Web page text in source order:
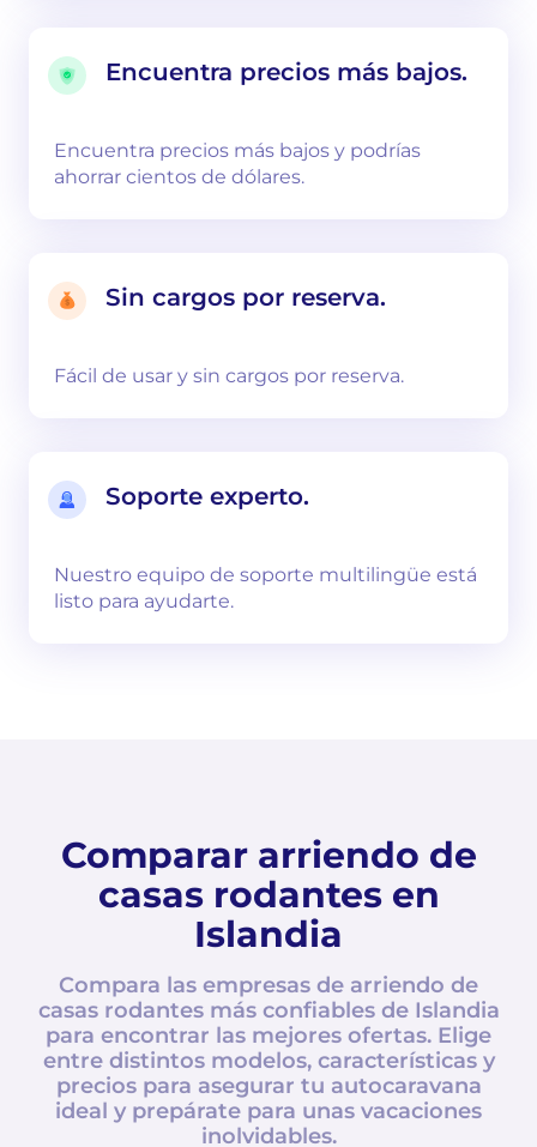
Encuentra precios más bajos.
Encuentra precios más bajos y podrías
ahorrar cientos de dólares.
Sin cargos por reserva.
Fácil de usar y sin cargos por reserva.
Soporte experto.
Nuestro equipo de soporte multilingüe está
listo para ayudarte.
Comparar arriendo de
casas rodantes en
Islandia
Compara las empresas de arriendo de
casas rodantes más confiables de Islandia
para encontrar las mejores ofertas. Elige
entre distintos modelos, características y
precios para asegurar tu autocaravana
ideal y prepárate para unas vacaciones
inolvidables.